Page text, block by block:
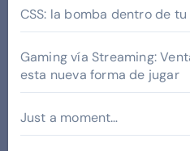
CSS: la bomba dentro de
Gaming vía Streaming:
esta nueva forma de jugar
Just a moment…